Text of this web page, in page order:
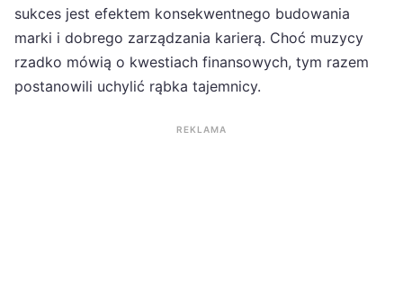
sukces jest efektem konsekwentnego budowania
marki i dobrego zarządzania karierą. Choć muzycy
rzadko mówią o kwestiach finansowych, tym razem
postanowili uchylić rąbka tajemnicy.
REKLAMA